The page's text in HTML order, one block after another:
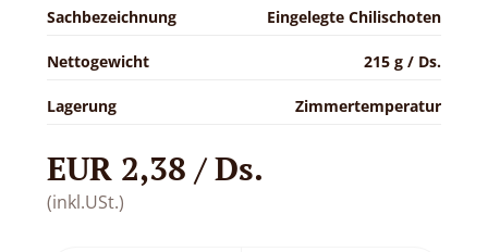
Sachbezeichnung Eingelegte Chilischoten
Nettogewicht 215 g / Ds.
Lagerung Zimmertemperatur
EUR 2,38 / Ds.
(inkl.USt.)